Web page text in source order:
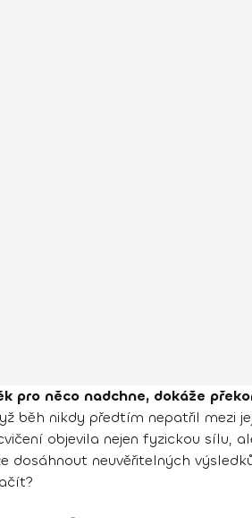
pro něco nadchne, dokáže
běh nikdy předtím nepatřil
objevila nejen fyzickou sílu,
dosáhnout neuvěřitelných